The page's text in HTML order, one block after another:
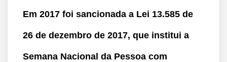
Em 2017 foi sancionada a Lei 13.585 de
26 de dezembro de 2017, que institui a
Semana Nacional da Pessoa com